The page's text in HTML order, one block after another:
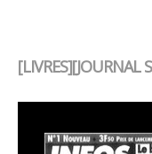
[LIVRES][JOURNAL